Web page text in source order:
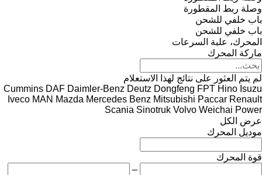
وصلة ربط المقطورة
باب خلفي للشحن
باب خلفي للشحن
المحرك، علبة السرعات
ماركة المحرك
لم يتم العثور على نتائج لهذا الاستعلام
Cummins DAF Daimler-Benz Deutz Dongfeng FPT Hino Isuzu
Iveco MAN Mazda Mercedes Benz Mitsubishi Paccar Renault
Scania Sinotruk Volvo Weichai Power
عرض الكل
موديل المحرك
قوة المحرك
–